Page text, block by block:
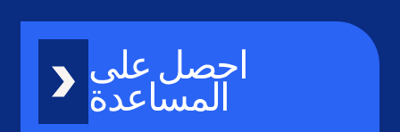
احصل على
المساعدة